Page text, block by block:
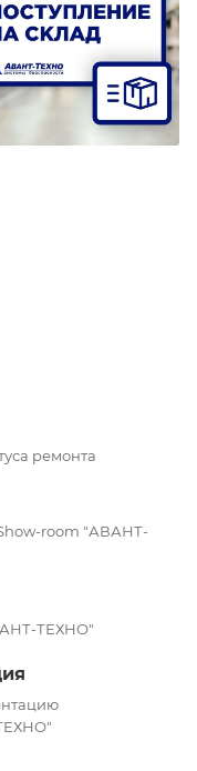
ремонта
room "АВАНТ-
ТЕХНО"